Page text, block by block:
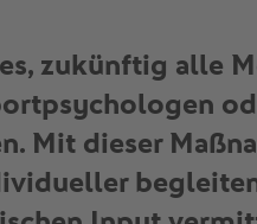
zukünftig alle
Mit dieser